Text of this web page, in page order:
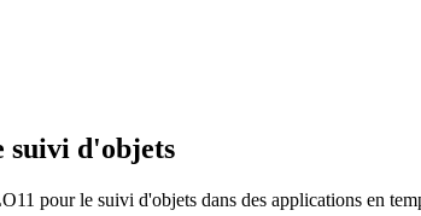
suivi d'objets
pour le suivi d'objets dans des applications en